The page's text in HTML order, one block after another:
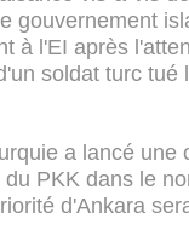
gouvernement
à l'EI après
soldat turc tué
a lancé
PKK dans le
d'Ankara